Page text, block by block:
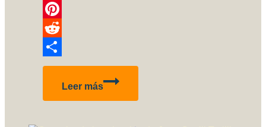
Link
Telegram
Pinterest
Reddit
Compartir
Leer más
Aplicación